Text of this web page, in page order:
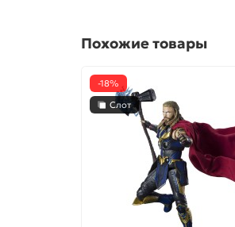
Похожие товары
-18%
Слот